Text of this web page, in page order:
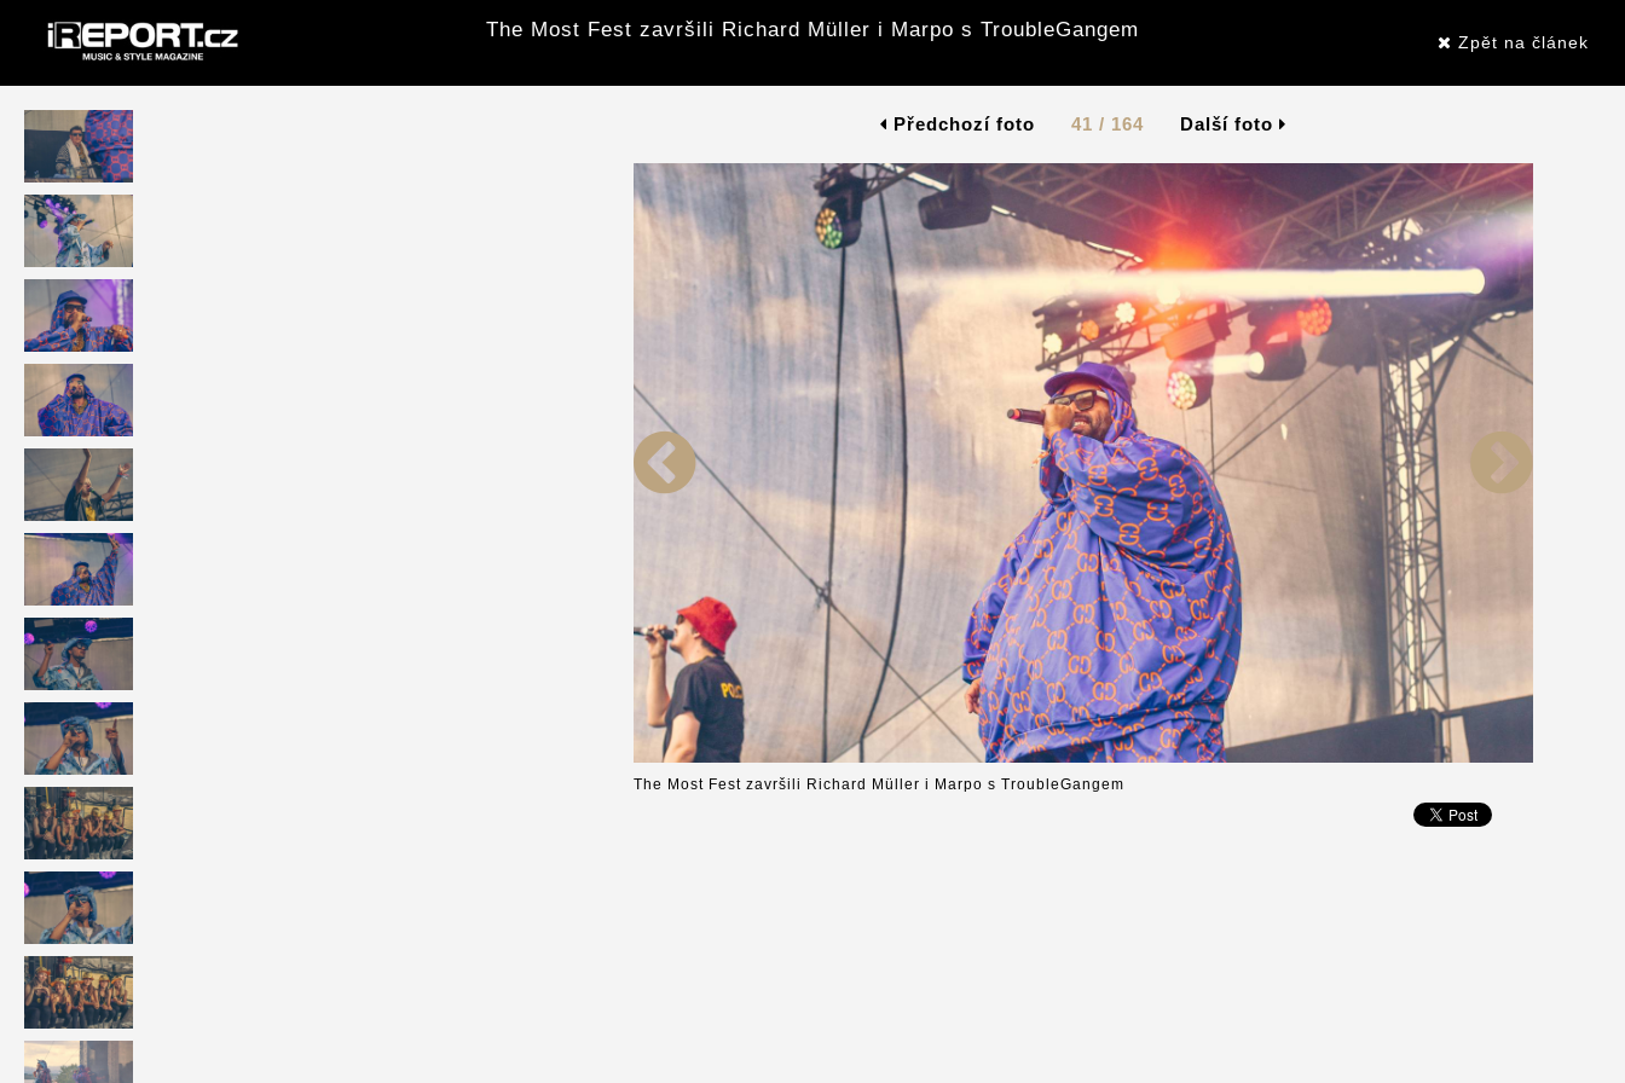
The Most Fest završili Richard Müller i Marpo s TroubleGangem
Zpět na článek
Předchozí foto 41 / 164 Další foto
The Most Fest završili Richard Müller i Marpo s TroubleGangem